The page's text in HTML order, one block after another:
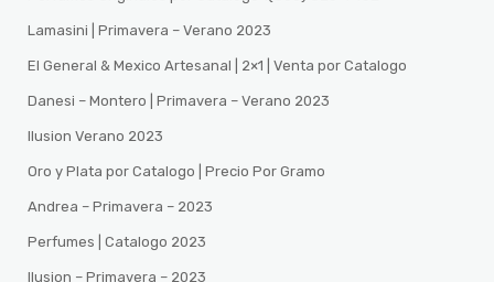
Lamasini | Primavera – Verano 2023
El General & Mexico Artesanal | 2×1 | Venta por Catalogo
Danesi – Montero | Primavera – Verano 2023
Ilusion Verano 2023
Oro y Plata por Catalogo | Precio Por Gramo
Andrea – Primavera – 2023
Perfumes | Catalogo 2023
Ilusion – Primavera – 2023